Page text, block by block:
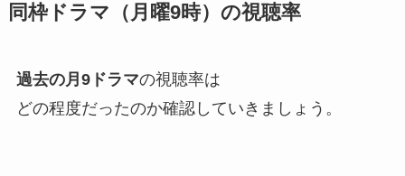
同枠ドラマ（月曜9時）の視聴率
過去の月9ドラマの視聴率は
どの程度だったのか確認していきましょう。